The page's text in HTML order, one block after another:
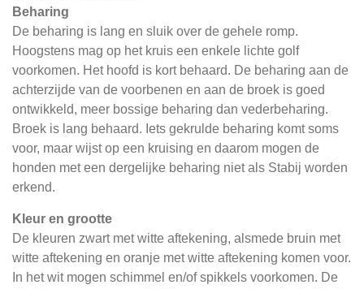
Beharing
De beharing is lang en sluik over de gehele romp.
Hoogstens mag op het kruis een enkele lichte golf
voorkomen. Het hoofd is kort behaard. De beharing aan de
achterzijde van de voorbenen en aan de broek is goed
ontwikkeld, meer bossige beharing dan vederbeharing.
Broek is lang behaard. Iets gekrulde beharing komt soms
voor, maar wijst op een kruising en daarom mogen de
honden met een dergelijke beharing niet als Stabij worden
erkend.
Kleur en grootte
De kleuren zwart met witte aftekening, alsmede bruin met
witte aftekening en oranje met witte aftekening komen voor.
In het wit mogen schimmel en/of spikkels voorkomen. De